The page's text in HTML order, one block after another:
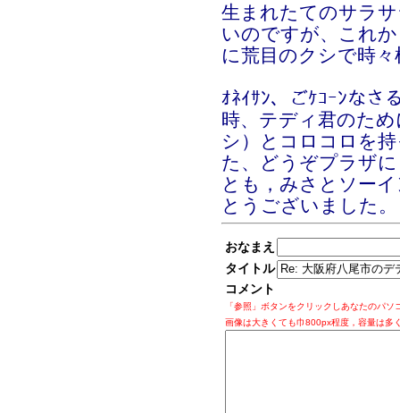
生まれたてのサラ
いのですが、これ
に荒目のクシで時
ｵﾈｲｻﾝ、ごｹｺｰﾝなさ
時、テディ君のた
シ）とコロコロを
た、どうぞプラザ
とも，みさとソー
とうございました。
おなまえ
タイトル
コメント
「参照」ボタンをクリックしあなたのパ
画像は大きくても巾800px程度，容量は多